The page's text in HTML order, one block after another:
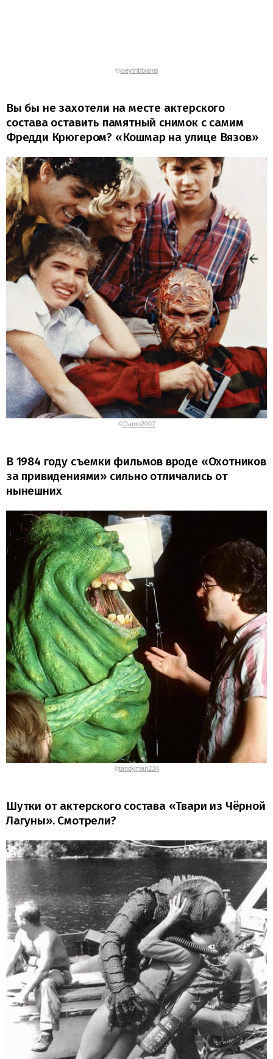
©joeytribbianis
Вы бы не захотели на месте актерского
состава оставить памятный снимок с самим
Фредди Крюгером? «Кошмар на улице Вязов»
©Damo2097
В 1984 году съемки фильмов вроде «Охотников
за привидениями» сильно отличались от
нынешних
©tandyman234
Шутки от актерского состава «Твари из Чёрной
Лагуны». Смотрели?